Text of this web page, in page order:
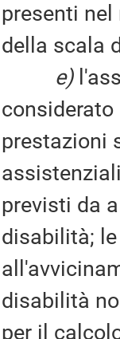
presenti
della scala
e)
prestazioni
previsti da
disabilità;
disabilità
per il